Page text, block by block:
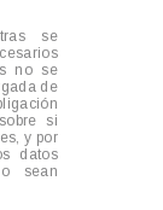
se
no se
de
si
y por
datos
sean